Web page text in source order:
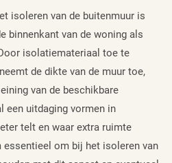
isoleren van de buitenmuur is
binnenkant van de woning als
isolatiemateriaal toe te
de dikte van de muur toe,
van de beschikbare
een uitdaging vormen in
telt en waar extra ruimte
om bij het isoleren van